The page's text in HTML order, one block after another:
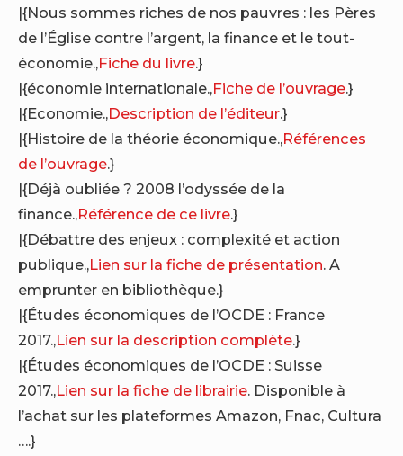
|{Nous sommes riches de nos pauvres : les Pères
de l’Église contre l’argent, la finance et le tout-
économie.,Fiche du livre.}
|{économie internationale.,Fiche de l’ouvrage.}
|{Economie.,Description de l’éditeur.}
|{Histoire de la théorie économique.,Références
de l’ouvrage.}
|{Déjà oubliée ? 2008 l’odyssée de la
finance.,Référence de ce livre.}
|{Débattre des enjeux : complexité et action
publique.,Lien sur la fiche de présentation. A
emprunter en bibliothèque.}
|{Études économiques de l’OCDE : France
2017.,Lien sur la description complète.}
|{Études économiques de l’OCDE : Suisse
2017.,Lien sur la fiche de librairie. Disponible à
l’achat sur les plateformes Amazon, Fnac, Cultura
….}